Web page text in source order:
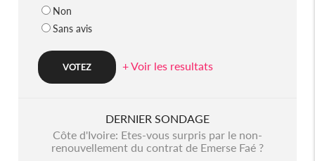
Non
Sans avis
+ Voir les resultats
DERNIER SONDAGE
Côte d'Ivoire: Etes-vous surpris par le non-
renouvellement du contrat de Emerse Faé ?